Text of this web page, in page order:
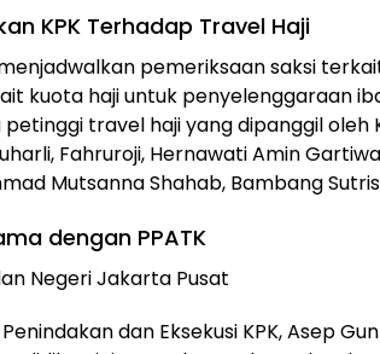
KPK Terhadap Travel Haji
pemeriksaan saksi
kuota haji untuk penyelenggaraan
petinggi travel haji yang dipanggil oleh
Fahruroji, Hernawati Amin
Mutsanna Shahab, Bambang
dengan PPATK
dan Eksekusi KPK, Asep